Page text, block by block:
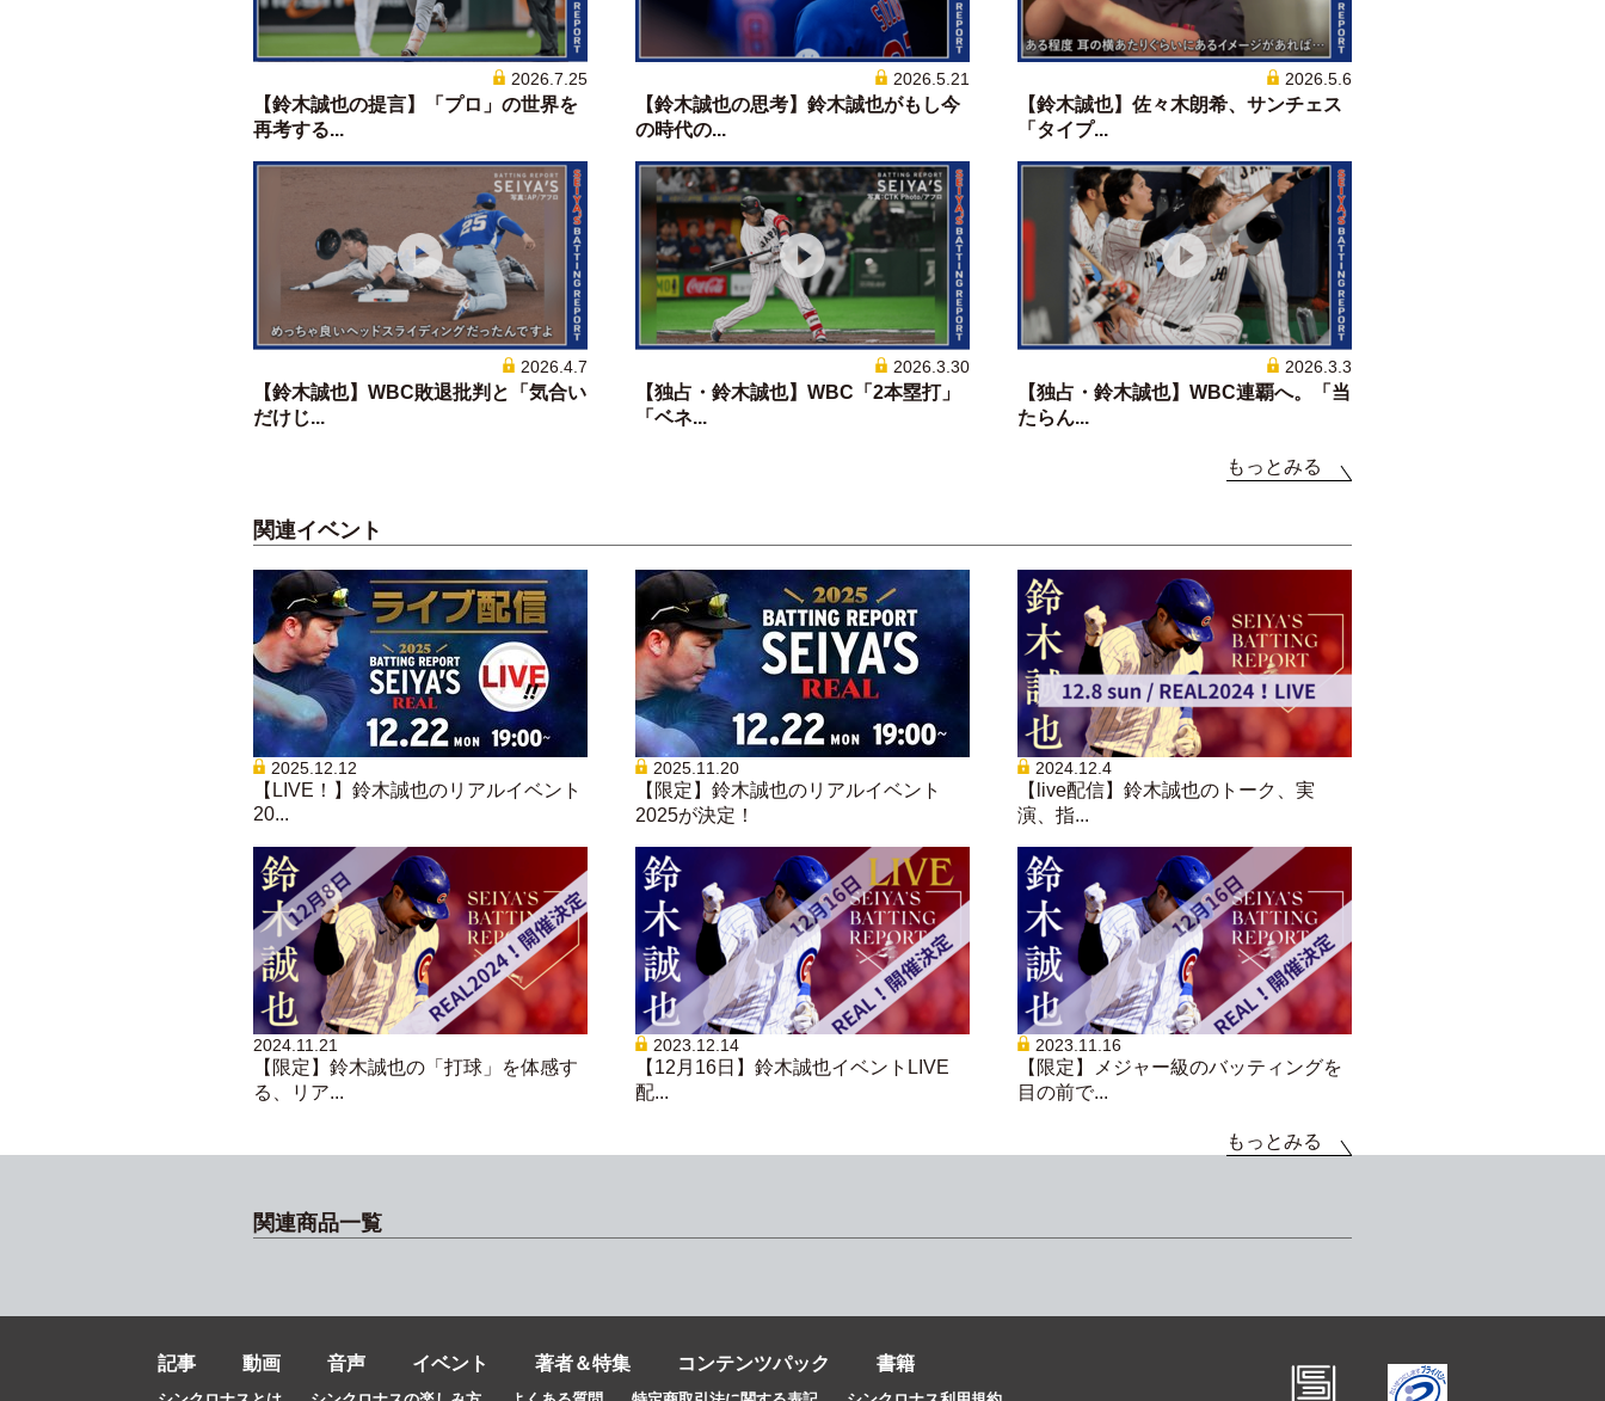
2026.7.25
【鈴木誠也の提言】「プロ」の世界を
再考する...
2026.5.21
【鈴木誠也の思考】鈴木誠也がもし今
の時代の...
2026.5.6
【鈴木誠也】佐々木朗希、サンチェス
「タイプ...
2026.4.7
【鈴木誠也】WBC敗退批判と「気合い
だけじ...
2026.3.30
【独占・鈴木誠也】WBC「2本塁打」
「ベネ...
2026.3.3
【独占・鈴木誠也】WBC連覇へ。「当
たらん...
もっとみる
関連イベント
2025.12.12
【LIVE！】鈴木誠也のリアルイベント
20...
2025.11.20
【限定】鈴木誠也のリアルイベント
2025が決定！
2024.12.4
【live配信】鈴木誠也のトーク、実
演、指...
2024.11.21
【限定】鈴木誠也の「打球」を体感す
る、リア...
2023.12.14
【12月16日】鈴木誠也イベントLIVE
配...
2023.11.16
【限定】メジャー級のバッティングを
目の前で...
もっとみる
関連商品一覧
記事 動画 音声 イベント 著者＆特集 コンテンツパック 書籍